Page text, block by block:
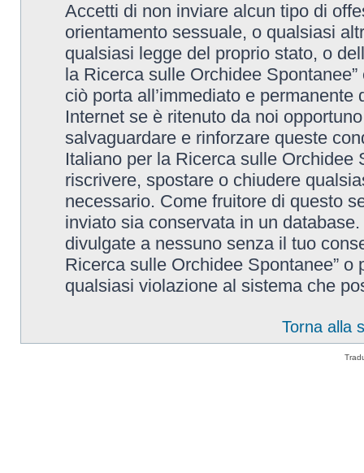
Accetti di non inviare alcun tipo di
orientamento sessuale, o qualsiasi
qualsiasi legge del proprio stato, o
la Ricerca sulle Orchidee
ciò porta all’immediato e
Internet se è ritenuto da noi
salvaguardare e rinforzare queste
Italiano per la Ricerca sulle Orchidee
riscrivere, spostare o chiudere
necessario. Come fruitore di questo
inviato sia conservata in un
divulgate a nessuno senza il tuo
Ricerca sulle Orchidee Spontanee”
qualsiasi violazione al sistema che
Torna alla